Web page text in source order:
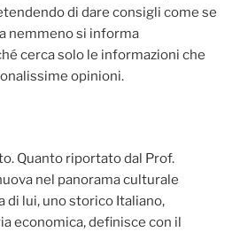
di dare consigli come se
nemmeno si informa
cerca solo le informazioni che
opinioni.
Quanto riportato dal Prof.
nel panorama culturale
di lui, uno storico Italiano,
economica, definisce con il